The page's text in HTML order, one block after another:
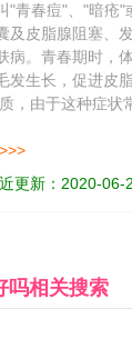
"青春痘"、"暗疮"
及皮脂腺阻塞、
病。青春期时，
发生长，促进皮
，由于这种症状
更新：2020-06-
吗相关搜索